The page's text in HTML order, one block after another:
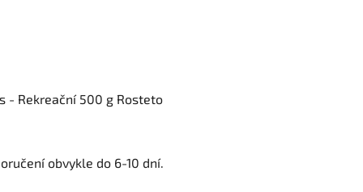
- Rekreační 500 g Rosteto
obvykle do 6-10 dní.